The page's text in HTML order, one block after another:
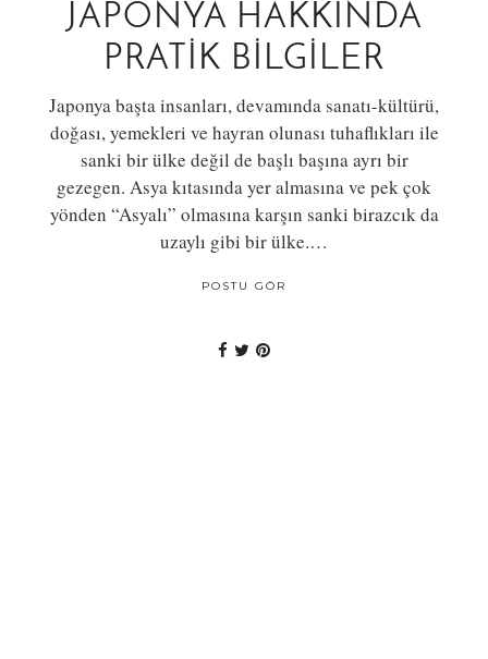
JAPONYA HAKKINDA
PRATIK BILGILER
Japonya başta insanları, devamında sanatı-kültürü,
doğası, yemekleri ve hayran olunası tuhaflıkları ile
sanki bir ülke değil de başlı başına ayrı bir
gezegen. Asya kıtasında yer almasına ve pek çok
yönden “Asyalı” olmasına karşın sanki birazcık da
uzaylı gibi bir ülke.…
POSTU GÖR